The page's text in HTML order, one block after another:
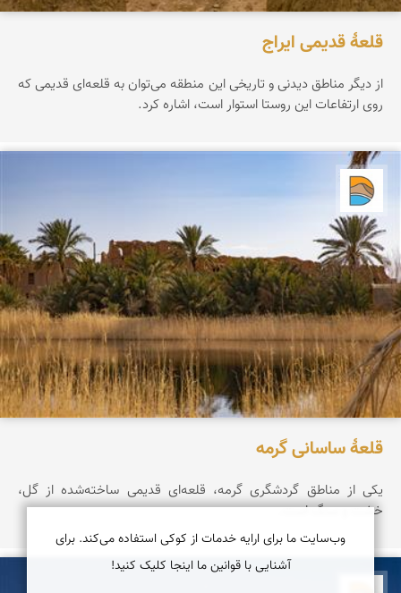
قلعۀ قدیمی ایراج
از دیگر مناطق دیدنی و تاریخی این منطقه می‌توان به قلعه‌ای قدیمی که
روی ارتفاعات این روستا استوار است، اشاره کرد.
قلعۀ ساسانی گرمه
یکی از مناطق گردشگری گرمه، قلعه‌ای قدیمی ساخته‌شده از گل،
خشت و سنگ است.
وب‌سایت ما برای ارایه خدمات از کوکی استفاده می‌کند. برای
آشنایی با قوانین ما اینجا کلیک کنید!